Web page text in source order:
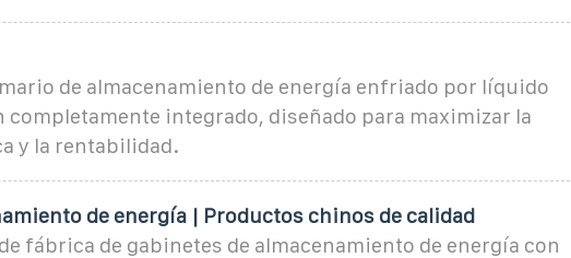
de almacenamiento de energía enfriado por líquido
completamente integrado, diseñado para maximizar la
y la rentabilidad.
de energía | Productos chinos de calidad
fábrica de gabinetes de almacenamiento de energía con